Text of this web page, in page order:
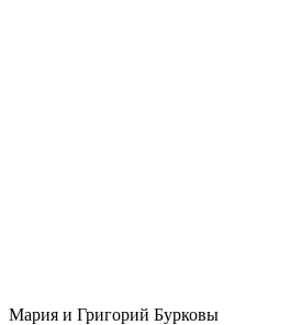
Мария и Григорий Бурковы